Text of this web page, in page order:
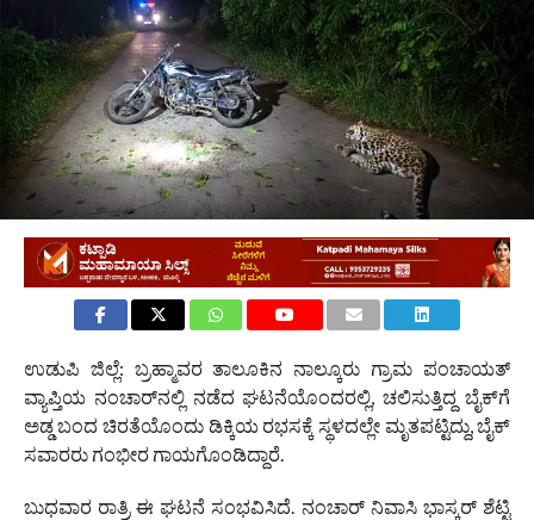
ಉಡುಪಿ ಜಿಲ್ಲೆ: ಬ್ರಹ್ಮಾವರ ತಾಲೂಕಿನ ನಾಲ್ಕೂರು ಗ್ರಾಮ ಪಂಚಾಯತ್
ವ್ಯಾಪ್ತಿಯ ನಂಚಾರ್‌ನಲ್ಲಿ ನಡೆದ ಘಟನೆಯೊಂದರಲ್ಲಿ, ಚಲಿಸುತ್ತಿದ್ದ ಬೈಕ್‌ಗೆ
ಅಡ್ಡ ಬಂದ ಚಿರತೆಯೊಂದು ಡಿಕ್ಕಿಯ ರಭಸಕ್ಕೆ ಸ್ಥಳದಲ್ಲೇ ಮೃತಪಟ್ಟಿದ್ದು, ಬೈಕ್
ಸವಾರರು ಗಂಭೀರ ಗಾಯಗೊಂಡಿದ್ದಾರೆ.
ಬುಧವಾರ ರಾತ್ರಿ ಈ ಘಟನೆ ಸಂಭವಿಸಿದೆ. ನಂಚಾರ್ ನಿವಾಸಿ ಭಾಸ್ಕರ್ ಶೆಟ್ಟಿ